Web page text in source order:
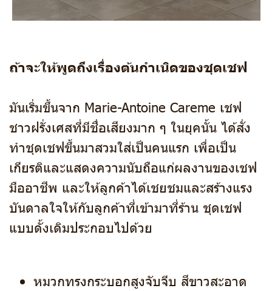
ถ้าจะให้พูดถึงเรื่องต้นกำเนิดของชุดเชฟ
มันเริ่มขึ้นจาก Marie-Antoine Careme เชฟ
ชาวฝรั่งเศสที่มีชื่อเสียงมาก ๆ ในยุคนั้น ได้สั่ง
ทำชุดเชฟขึ้นมาสวมใส่เป็นคนแรก เพื่อเป็น
เกียรติและแสดงความนับถือแก่ผลงานของเชฟ
มืออาชีพ และให้ลูกค้าได้เชยชมและสร้างแรง
บันดาลใจให้กับลูกค้าที่เข้ามาที่ร้าน ชุดเชฟ
แบบดั้งเดิมประกอบไปด้วย
หมวกทรงกระบอกสูงจับจีบ สีขาวสะอาด